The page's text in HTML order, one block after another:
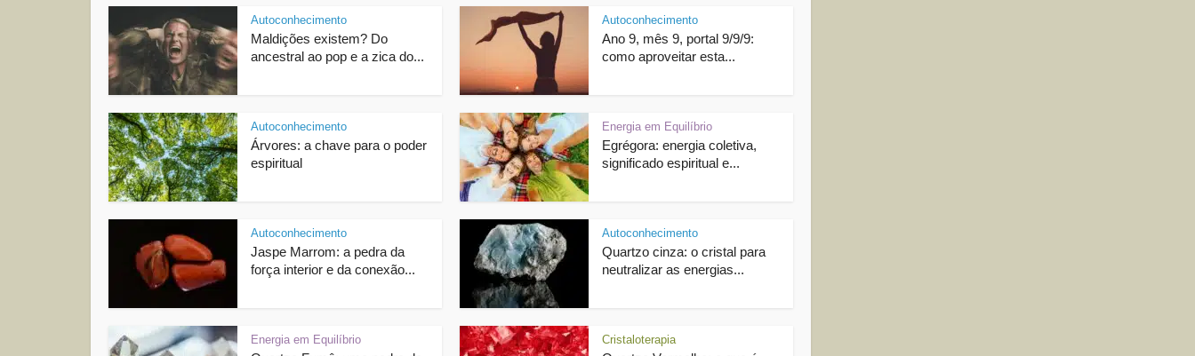
Autoconhecimento
Maldições existem? Do
ancestral ao pop e a zica do...
Autoconhecimento
Ano 9, mês 9, portal 9/9/9:
como aproveitar esta...
Autoconhecimento
Árvores: a chave para o poder
espiritual
Energia em Equilíbrio
Egrégora: energia coletiva,
significado espiritual e...
Autoconhecimento
Jaspe Marrom: a pedra da
força interior e da conexão...
Autoconhecimento
Quartzo cinza: o cristal para
neutralizar as energias...
Energia em Equilíbrio Cristaloterapia